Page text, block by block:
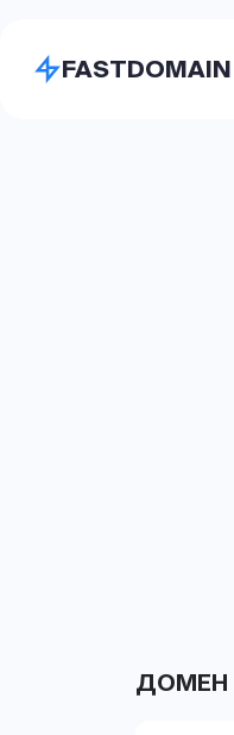
FASTDOMAIN
ДОМЕН